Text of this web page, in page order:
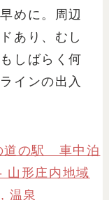
めに。周辺
あり、むし
しばらく何
インの出入